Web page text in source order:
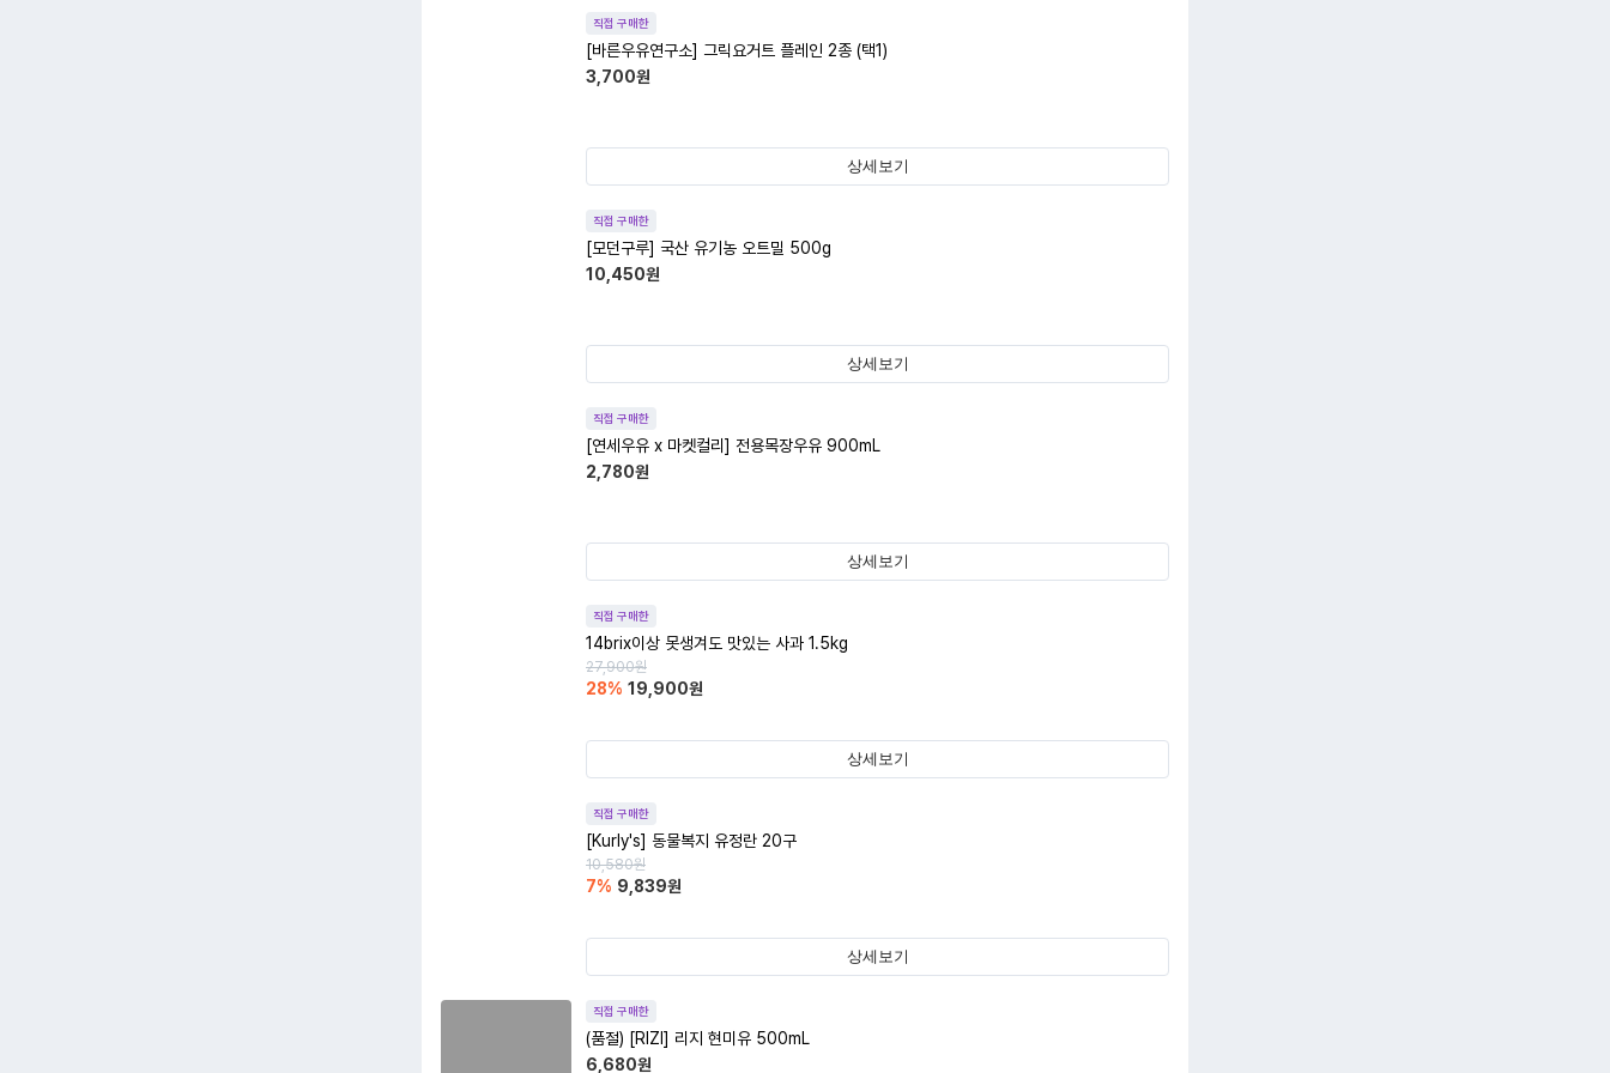
직접 구매한
[바른우유연구소] 그릭요거트 플레인 2종 (택1)
3,700원
상세보기
직접 구매한
[모던구루] 국산 유기농 오트밀 500g
10,450원
상세보기
직접 구매한
[연세우유 x 마켓컬리] 전용목장우유 900mL
2,780원
상세보기
직접 구매한
14brix이상 못생겨도 맛있는 사과 1.5kg
27,900원
28% 19,900원
상세보기
직접 구매한
[Kurly's] 동물복지 유정란 20구
10,580원
7% 9,839원
상세보기
직접 구매한
(품절)
[RIZI] 리지 현미유 500mL
6,680원